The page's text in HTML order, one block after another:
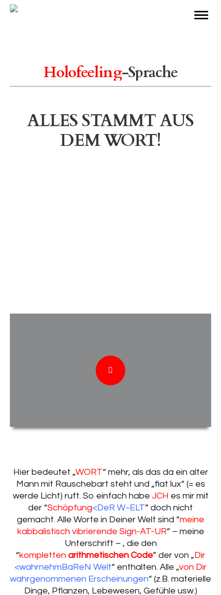
Holofeeling-Sprache
ALLES STAMMT AUS
DEM WORT!
Hier bedeutet „WORT“ mehr, als das da ein alter
Mann mit Rauschebart steht und „fiat lux“ (= es
werde Licht) ruft. So einfach habe JCH es mir mit
der “Schöpfung<DeR W~ELT” doch nicht
gemacht. Alle Worte in Deiner Welt sind “meine
kabbalistisch vibrierende Sign-AT-UR” – meine
Unterschrift – , die den
“kompletten arithmetischen Code” der von „ Dir
<wahrnehmBaReN Welt“ enthalten. Alle „von Dir
wahrgenommenen Erscheinungen“ (z.B. materielle
Dinge, Pflanzen, Lebewesen, Gefühle usw.)